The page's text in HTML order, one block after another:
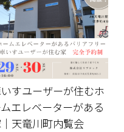
すユーザーが住むホ
エレベーターがある
天竜川町内覧会